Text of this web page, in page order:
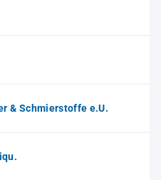
& Schmierstoffe e.U.